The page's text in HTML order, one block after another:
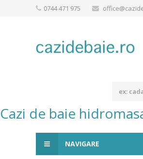
0744 471 975
Cazi de baie
NAVIGARE